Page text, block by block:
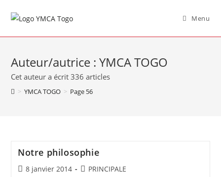
Menu
Auteur/autrice :YMCA TOGO
Cet auteur a écrit 336 articles
> YMCA TOGO > Page 56
Notre philosophie
8 janvier 2014 PRINCIPALE